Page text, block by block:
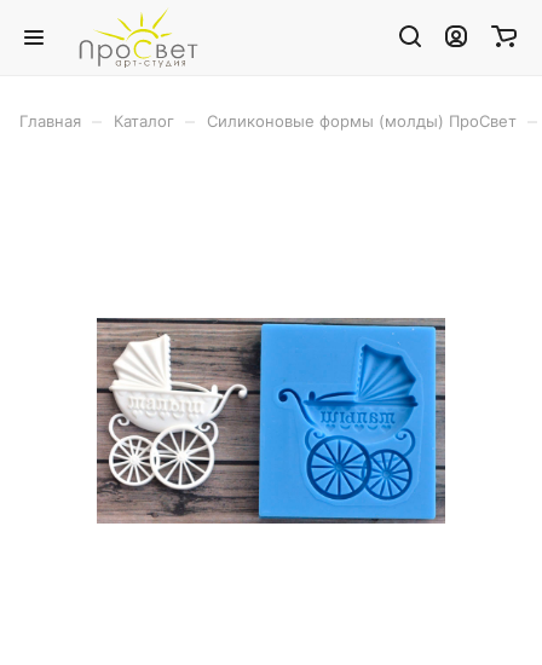
Главная Каталог Силиконовые формы (молды) ПроСвет